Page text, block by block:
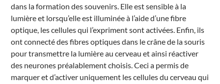
dans la formation des souvenirs. Elle est sensible à la
lumière et lorsqu’elle est illuminée à l’aide d’une fibre
optique, les cellules qui l’expriment sont activées. Enfin, ils
ont connecté des fibres optiques dans le crâne de la souris
pour transmettre la lumière au cerveau et ainsi réactiver
des neurones préalablement choisis. Ceci a permis de
marquer et d’activer uniquement les cellules du cerveau qui